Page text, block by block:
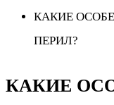
КАКИЕ
ПЕРИЛ?
КАКИЕ